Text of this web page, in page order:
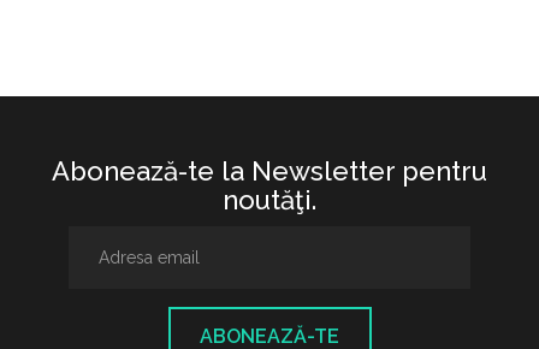
Abonează-te la Newsletter pentru
noutăţi.
ABONEAZĂ-TE